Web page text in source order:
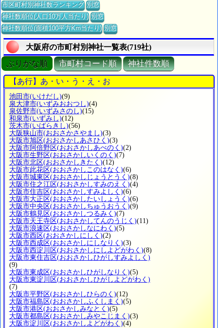
市区町村別神社数ランキング 別窓
神社数順位(人口10万人当たり) 別窓
神社数順位(面積100平方Km当たり) 別窓
大阪府の市町村別神社一覧表(719社)
ぶりがな順 市町村コード順 神社件数順
【あ行】あ・い・う・え・お
池田市(いけだし)(9)
泉大津市(いずみおおつし)(4)
泉佐野市(いずみさのし)(15)
和泉市(いずみし)(12)
茨木市(いばらきし)(56)
大阪狭山市(おおさかさやまし)(3)
大阪市旭区(おおさかしあさひく)(3)
大阪市阿倍野区(おおさかしあべのく)(2)
大阪市生野区(おおさかしいくのく)(7)
大阪市北区(おおさかしきたく)(12)
大阪市此花区(おおさかしこのはなく)(6)
大阪市城東区(おおさかしじょうとうく)(8)
大阪市住之江区(おおさかしすみのえく)(4)
大阪市住吉区(おおさかしすみよしく)(6)
大阪市大正区(おおさかしたいしょうく)(6)
大阪市中央区(おおさかしちゅうおうく)(9)
大阪市鶴見区(おおさかしつるみく)(7)
大阪市天王寺区(おおさかしてんのうじく)(11)
大阪市浪速区(おおさかしなにわく)(5)
大阪市西区(おおさかしにしく)(2)
大阪市西成区(おおさかしにしなりく)(3)
大阪市西淀川区(おおさかしにしよどがわく)(8)
大阪市東住吉区(おおさかしひがしすみよしく)
(9)
大阪市東成区(おおさかしひがしなりく)(5)
大阪市東淀川区(おおさかしひがしよどがわく)
(7)
大阪市平野区(おおさかしひらのく)(12)
大阪市福島区(おおさかしふくしまく)(5)
大阪市港区(おおさかしみなとく)(5)
大阪市都島区(おおさかしみやこじまく)(3)
大阪市淀川区(おおさかしよどがわく)(4)